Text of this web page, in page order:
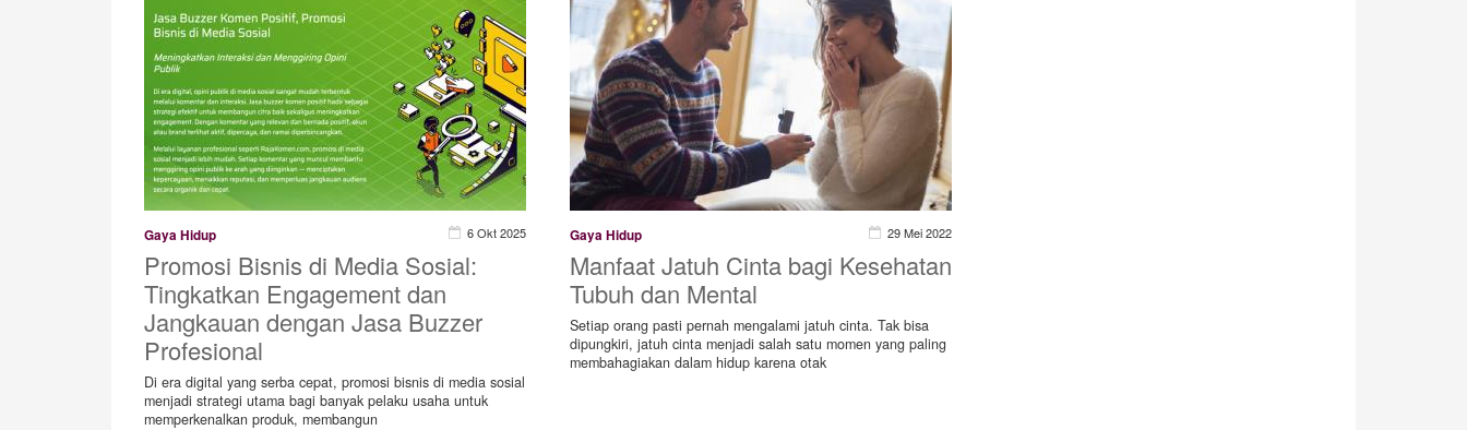
Gaya Hidup 6 Okt 2025
Promosi Bisnis di Media Sosial:
Tingkatkan Engagement dan
Jangkauan dengan Jasa Buzzer
Profesional
Di era digital yang serba cepat, promosi bisnis di media sosial
menjadi strategi utama bagi banyak pelaku usaha untuk
memperkenalkan produk, membangun
Gaya Hidup 29 Mei 2022
Manfaat Jatuh Cinta bagi Kesehatan
Tubuh dan Mental
Setiap orang pasti pernah mengalami jatuh cinta. Tak bisa
dipungkiri, jatuh cinta menjadi salah satu momen yang paling
membahagiakan dalam hidup karena otak